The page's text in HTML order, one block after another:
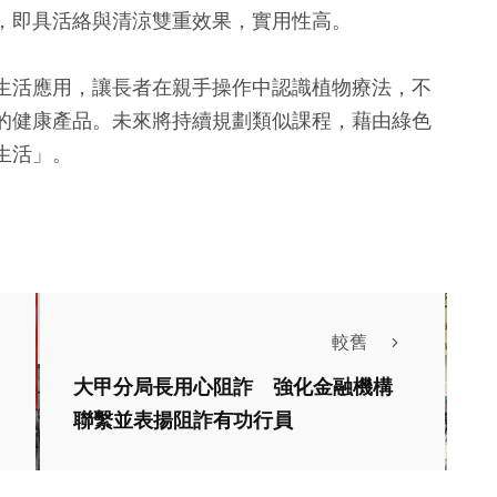
具活絡與清涼雙重效果，實用性高。
應用，讓長者在親手操作中認識植物療法，不
康產品。未來將持續規劃類似課程，藉由綠色
」。
較舊
大甲分局長用心阻詐 強化金融機構
聯繫並表揚阻詐有功行員
財經及消費
質感「外髮